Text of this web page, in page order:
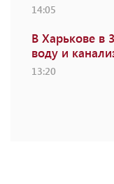
14:05
В Харькове в
воду и
13:20